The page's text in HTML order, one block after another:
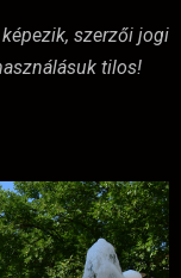
szerzői jogi
tilos!